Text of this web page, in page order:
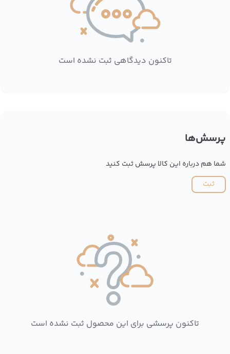
تاکنون دیدگاهی ثبت نشده است
پرسش‌ها
شما هم درباره این کالا پرسش ثبت کنید
ثبت
تاکنون پرسشی برای این محصول ثبت نشده است